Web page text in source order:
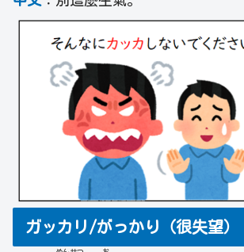
ガッカリ/がっかり（很失望）